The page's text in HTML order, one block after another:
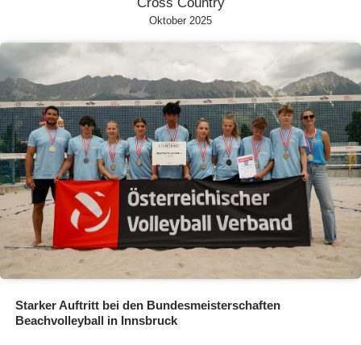
Oktober 2025
Starker Auftritt bei den Bundesmeisterschaften
Beachvolleyball in Innsbruck